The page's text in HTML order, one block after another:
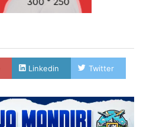
Linkedin Twitter